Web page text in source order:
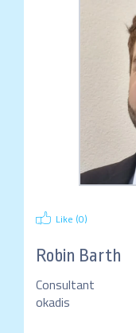
Like (0)
Robin Barth
Consultant
okadis